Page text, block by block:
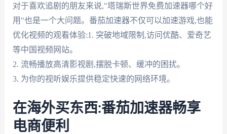
对于喜欢追剧的朋友来说,"塔瑞斯世界免费加速器哪个好
用"也是一个大问题。番茄加速器不仅可以加速游戏,也能
优化视频的观看体验:1. 突破地域限制,访问优酷、爱奇艺
等中国视频网站。
2. 流畅播放高清影视剧,摆脱卡顿、缓冲的困扰。
3. 为你的视听娱乐提供稳定快速的网络环境。
在海外买东西:番茄加速器畅享
电商便利